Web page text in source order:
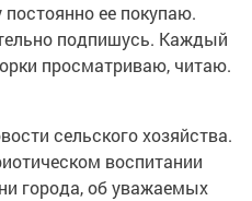
ее покупаю.
подпишусь. Каждый
просмат­риваю, читаю.
сельского хо­зяйства.
воспитании
города, об уважаемых